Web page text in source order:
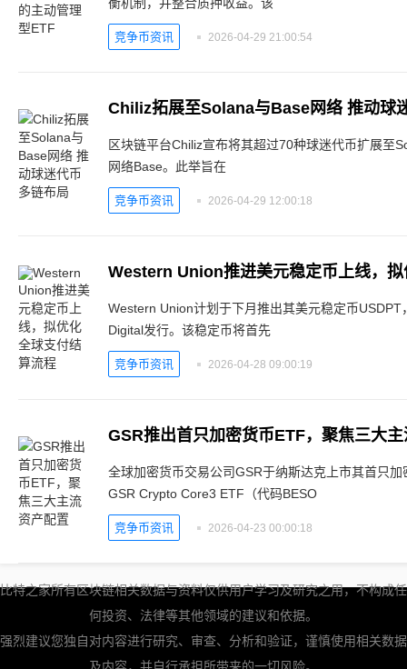
竞争币资讯 2026-04-29 21:00:54
Chiliz拓展至Solana与Base网络 推动球
区块链平台Chiliz宣布将其超过70种球迷代币扩展至
网络Base。此举旨在
竞争币资讯 2026-04-29 12:00:18
Western Union推进美元稳定币上线，
Western Union计划于下月推出其美元稳定币
Digital发行。该稳定币将首先
竞争币资讯 2026-04-28 09:00:19
GSR推出首只加密货币ETF，聚焦三大
全球加密货币交易公司GSR于纳斯达克上市其首只
GSR Crypto Core3 ETF（代码BESO
竞争币资讯 2026-04-23 00:00:18
比特之家所有区块链相关数据与资料仅供用户学习及研究之用，不构成任
何投资、法律等其他领域的建议和依据。
强烈建议您独自对内容进行研究、审查、分析和验证，谨慎使用相关数据
及内容，并自行承担所带来的一切风险。